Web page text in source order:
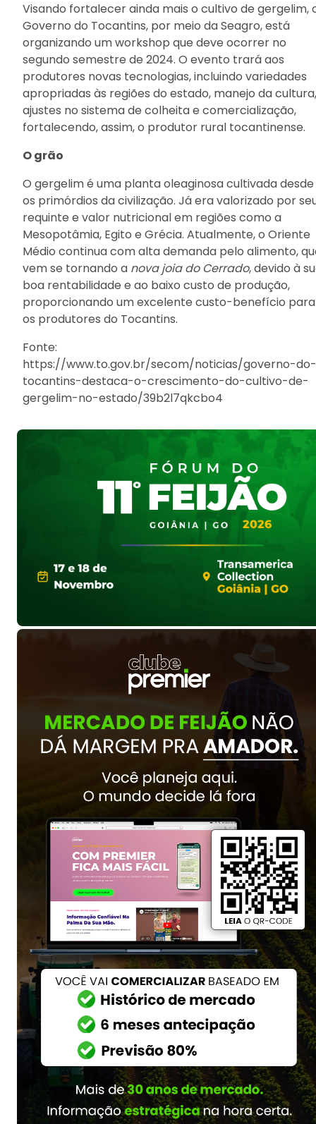
Visando fortalecer ainda mais o cultivo de gergelim,
Governo do Tocantins, por meio da Seagro, está
organizando um workshop que deve ocorrer no
segundo semestre de 2024. O evento trará aos
produtores novas tecnologias, incluindo variedades
apropriadas às regiões do estado, manejo da
ajustes no sistema de colheita e comercialização,
fortalecendo, assim, o produtor rural tocantinense.
O grão
O gergelim é uma planta oleaginosa cultivada desde
os primórdios da civilização. Já era valorizado por
requinte e valor nutricional em regiões como a
Mesopotâmia, Egito e Grécia. Atualmente, o Oriente
Médio continua com alta demanda pelo alimento,
vem se tornando a nova joia do Cerrado, devido à
boa rentabilidade e ao baixo custo de produção,
proporcionando um excelente custo-benefício para
os produtores do Tocantins.
Fonte:
https://www.to.gov.br/secom/noticias/governo-do-
tocantins-destaca-o-crescimento-do-cultivo-de-
gergelim-no-estado/39b2l7qkcbo4